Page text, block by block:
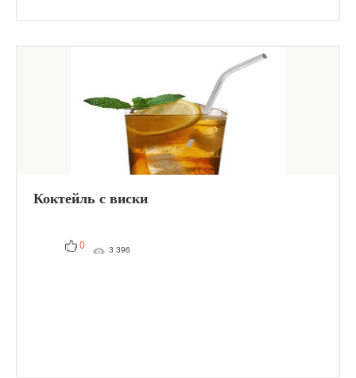
Коктейль с виски
0 3 396